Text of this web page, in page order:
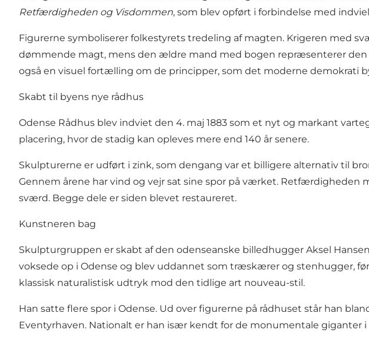
Retfærdigheden og Visdommen, som blev opført i forbindelse med
Figurerne symboliserer folkestyrets tredeling af magten. Krigeren med
dømmende magt, mens den ældre mand med bogen repræsenterer
også en visuel fortælling om de principper, som det moderne demokrati
Skabt til byens nye rådhus
Odense Rådhus blev indviet den 4. maj 1883 som et nyt og markant
placering, hvor de stadig kan opleves mere end 140 år senere.
Skulpturerne er udført i zink, som dengang var et billigere alternativ til
Gennem årene har vind og vejr sat sine spor på værket. Retfærdigheden
sværd. Begge dele er siden blevet restaureret.
Kunstneren bag
Skulpturgruppen er skabt af den odenseanske billedhugger Aksel
voksede op i Odense og blev uddannet som træskærer og stenhugger,
klassisk naturalistisk udtryk mod den tidlige art nouveau-stil.
Han satte flere spor i Odense. Ud over figurerne på rådhuset står han
Eventyrhaven. Nationalt er han især kendt for de monumentale giganter i